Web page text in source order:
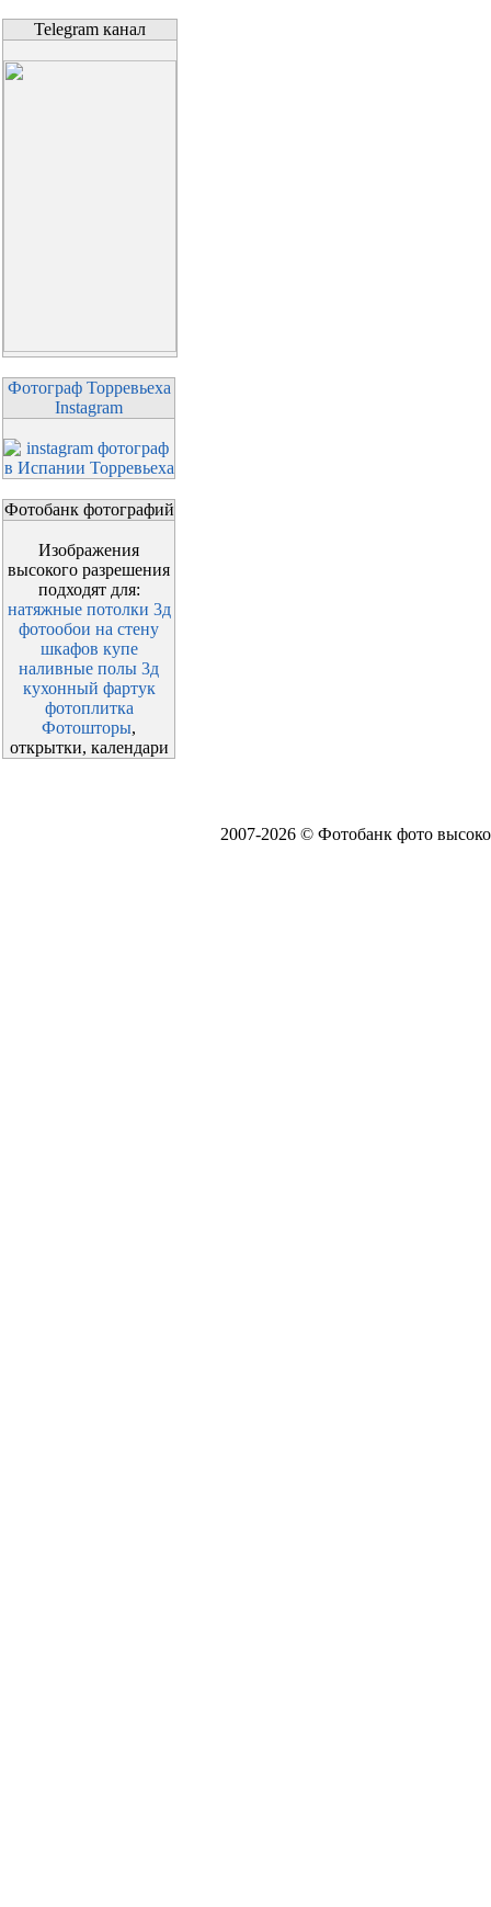
Telegram канал
Фотограф Торревьеха
Instagram
Фотобанк фотографий
Изображения
высокого разрешения
подходят для:
натяжные потолки 3д
фотообои на стену
шкафов купе
наливные полы 3д
кухонный фартук
фотоплитка
Фотошторы,
открытки, календари
2007-2026 © Фотобанк фото